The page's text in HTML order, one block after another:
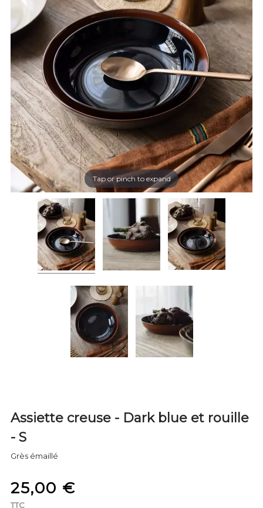
Tap or pinch to expand
Assiette creuse - Dark blue et rouille
- S
Grès émaillé
25,00 €
TTC